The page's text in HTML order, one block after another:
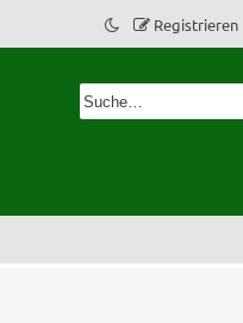
Registrieren